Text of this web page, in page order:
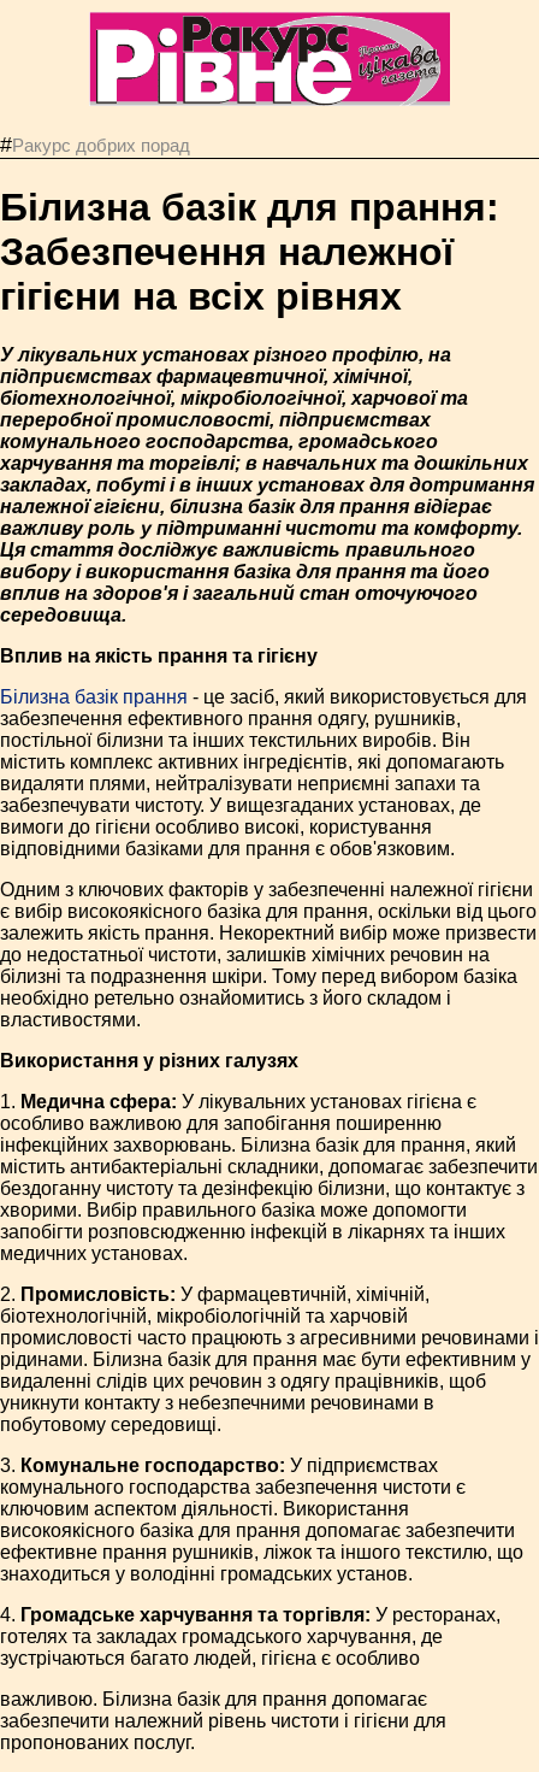
#Ракурс добрих порад
Білизна базік для прання:
Забезпечення належної
гігієни на всіх рівнях
У лікувальних установах різного профілю, на
підприємствах фармацевтичної, хімічної,
біотехнологічної, мікробіологічної, харчової та
переробної промисловості, підприємствах
комунального господарства, громадського
харчування та торгівлі; в навчальних та дошкільних
закладах, побуті і в інших установах для дотримання
належної гігієни, білизна базік для прання відіграє
важливу роль у підтриманні чистоти та комфорту.
Ця стаття досліджує важливість правильного
вибору і використання базіка для прання та його
вплив на здоров'я і загальний стан оточуючого
середовища.
Вплив на якість прання та гігієну
Білизна базік прання - це засіб, який використовується для
забезпечення ефективного прання одягу, рушників,
постільної білизни та інших текстильних виробів. Він
містить комплекс активних інгредієнтів, які допомагають
видаляти плями, нейтралізувати неприємні запахи та
забезпечувати чистоту. У вищезгаданих установах, де
вимоги до гігієни особливо високі, користування
відповідними базіками для прання є обов'язковим.
Одним з ключових факторів у забезпеченні належної гігієни
є вибір високоякісного базіка для прання, оскільки від цього
залежить якість прання. Некоректний вибір може призвести
до недостатньої чистоти, залишків хімічних речовин на
білизні та подразнення шкіри. Тому перед вибором базіка
необхідно ретельно ознайомитись з його складом і
властивостями.
Використання у різних галузях
1. Медична сфера: У лікувальних установах гігієна є
особливо важливою для запобігання поширенню
інфекційних захворювань. Білизна базік для прання, який
містить антибактеріальні складники, допомагає забезпечити
бездоганну чистоту та дезінфекцію білизни, що контактує з
хворими. Вибір правильного базіка може допомогти
запобігти розповсюдженню інфекцій в лікарнях та інших
медичних установах.
2. Промисловість: У фармацевтичній, хімічній,
біотехнологічній, мікробіологічній та харчовій
промисловості часто працюють з агресивними речовинами і
рідинами. Білизна базік для прання має бути ефективним у
видаленні слідів цих речовин з одягу працівників, щоб
уникнути контакту з небезпечними речовинами в
побутовому середовищі.
3. Комунальне господарство: У підприємствах
комунального господарства забезпечення чистоти є
ключовим аспектом діяльності. Використання
високоякісного базіка для прання допомагає забезпечити
ефективне прання рушників, ліжок та іншого текстилю, що
знаходиться у володінні громадських установ.
4. Громадське харчування та торгівля: У ресторанах,
готелях та закладах громадського харчування, де
зустрічаються багато людей, гігієна є особливо
важливою. Білизна базік для прання допомагає
забезпечити належний рівень чистоти і гігієни для
пропонованих послуг.